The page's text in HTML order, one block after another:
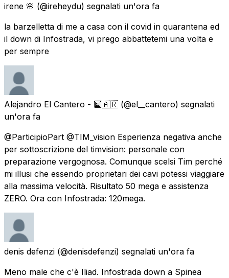
irene 🌸 (@ireheydu) segnalati un'ora fa
la barzelletta di me a casa con il covid in quarantena ed
il down di Infostrada, vi prego abbattetemi una volta e
per sempre
Alejandro El Cantero - 🔟🇦🇷 (@el__cantero) segnalati
un'ora fa
@ParticipioPart @TIM_vision Esperienza negativa anche
per sottoscrizione del timvision: personale con
preparazione vergognosa. Comunque scelsi Tim perché
mi illusi che essendo proprietari dei cavi potessi viaggiare
alla massima velocità. Risultato 50 mega e assistenza
ZERO. Ora con Infostrada: 120mega.
denis defenzi (@denisdefenzi) segnalati un'ora fa
Meno male che c'è Iliad. Infostrada down a Spinea